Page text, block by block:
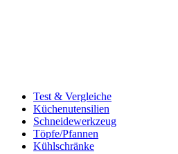
Test & Vergleiche
Küchenutensilien
Schneidewerkzeug
Töpfe/Pfannen
Kühlschränke